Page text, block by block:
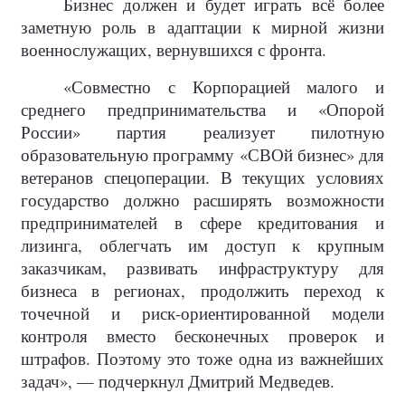
заметную роль в адаптации к мирной жизни
военнослужащих, вернувшихся с фронта.
«Совместно с Корпорацией малого и
среднего предпринимательства и «Опорой
России» партия реализует пилотную
образовательную программу «СВОй бизнес» для
ветеранов спецоперации. В текущих условиях
государство должно расширять возможности
предпринимателей в сфере кредитования и
лизинга, облегчать им доступ к крупным
заказчикам, развивать инфраструктуру для
бизнеса в регионах, продолжить переход к
точечной и риск-ориентированной модели
контроля вместо бесконечных проверок и
штрафов. Поэтому это тоже одна из важнейших
задач», — подчеркнул Дмитрий Медведев.